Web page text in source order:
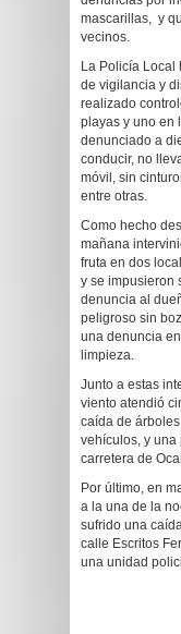
mascarillas, y
vecinos.
La Policía
de vigilancia y
realizado
playas y uno en
denunciado a
conducir, no
móvil, sin
entre otras.
Como hecho
mañana
fruta en dos
y se impusieron
denuncia al
peligroso sin
una denuncia
limpieza.
Junto a estas
viento atendió
caída de
vehículos, y
carretera de
Por último, en
a la una de la
sufrido una
calle Escritos
una unidad